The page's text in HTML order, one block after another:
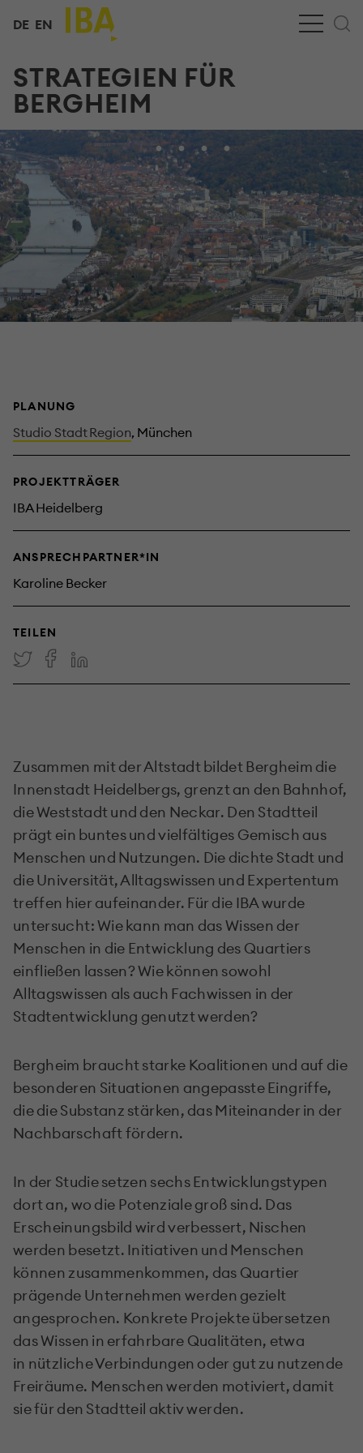
DE EN
STRATEGIEN FÜR
BERGHEIM
PLANUNG
Studio Stadt Region, München
PROJEKTTRÄGER
IBA Heidelberg
ANSPRECHPARTNER*IN
Karoline Becker
TEILEN
Zusammen mit der Altstadt bildet Bergheim die
Innenstadt Heidelbergs, grenzt an den Bahnhof,
die Weststadt und den Neckar. Den Stadtteil
prägt ein buntes und vielfältiges Gemisch aus
Menschen und Nutzungen. Die dichte Stadt und
die Universität, Alltagswissen und Expertentum
treffen hier aufeinander. Für die IBA wurde
untersucht: Wie kann man das Wissen der
Menschen in die Entwicklung des Quartiers
einfließen lassen? Wie können sowohl
Alltagswissen als auch Fachwissen in der
Stadtentwicklung genutzt werden?
Bergheim braucht starke Koalitionen und auf die
besonderen Situationen angepasste Eingriffe,
die die Substanz stärken, das Miteinander in der
Nachbarschaft fördern.
In der Studie setzen sechs Entwicklungstypen
dort an, wo die Potenziale groß sind. Das
Erscheinungsbild wird verbessert, Nischen
werden besetzt. Initiativen und Menschen
können zusammenkommen, das Quartier
prägende Unternehmen werden gezielt
angesprochen. Konkrete Projekte übersetzen
das Wissen in erfahrbare Qualitäten, etwa
in nützliche Verbindungen oder gut zu nutzende
Freiräume. Menschen werden motiviert, damit
sie für den Stadtteil aktiv werden.